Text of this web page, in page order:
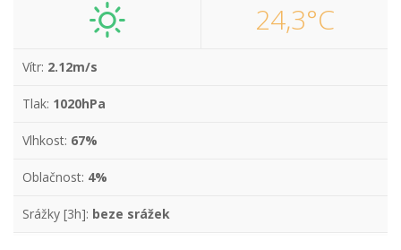
24,3°C
Vítr: 2.12m/s
Tlak: 1020hPa
Vlhkost: 67%
Oblačnost: 4%
Srážky [3h]: beze srážek